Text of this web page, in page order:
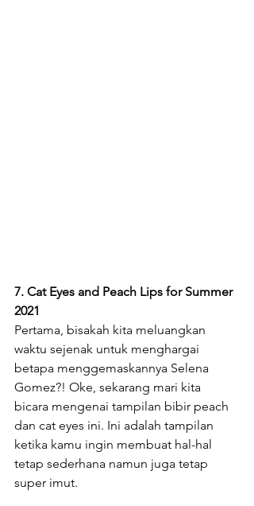
7. Cat Eyes and Peach Lips for Summer
2021
Pertama, bisakah kita meluangkan
waktu sejenak untuk menghargai
betapa menggemaskannya Selena
Gomez?! Oke, sekarang mari kita
bicara mengenai tampilan bibir peach
dan cat eyes ini. Ini adalah tampilan
ketika kamu ingin membuat hal-hal
tetap sederhana namun juga tetap
super imut.